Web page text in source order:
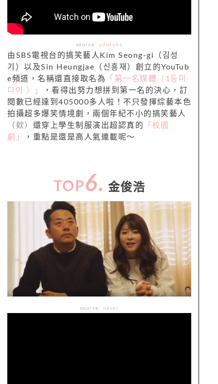
source: youtube
由SBS電視台的搞笑藝人Kim Seong-gi（김성
기）以及Sin Heungjae（신흥재）創立的YouTub
e頻道，名稱還直接取名為
「第一名媒體（1등미
디어 ）」
，看得出努力想拼到第一名的決心，訂
閱數已經達到405000多人啦！不只發揮綜藝本色
拍攝超多爆笑情境劇，兩個年紀不小的搞笑藝人
（欸） 還穿上學生制服演出超認真的
「校園
劇」
，重點是還是高人氣連載呢～
TOP6. 金俊浩
source: naver